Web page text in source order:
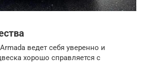
ведет себя уверенно и
хорошо справляется с